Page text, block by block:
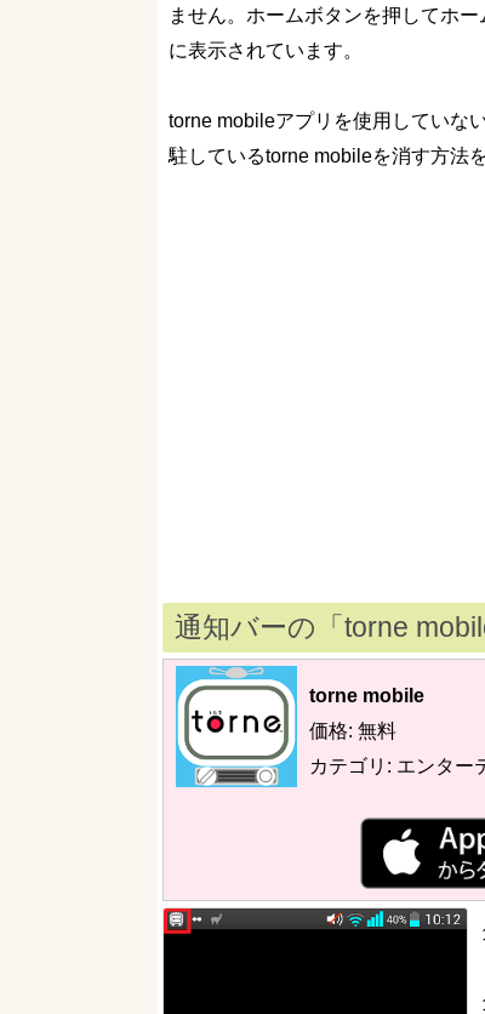
ません。ホームボタンを押してホ
に表示されています。
torne mobileアプリを使用していな
駐しているtorne mobileを消す方法
通知バーの「torne
torne mobile
価格: 無料
カテゴリ: エンター